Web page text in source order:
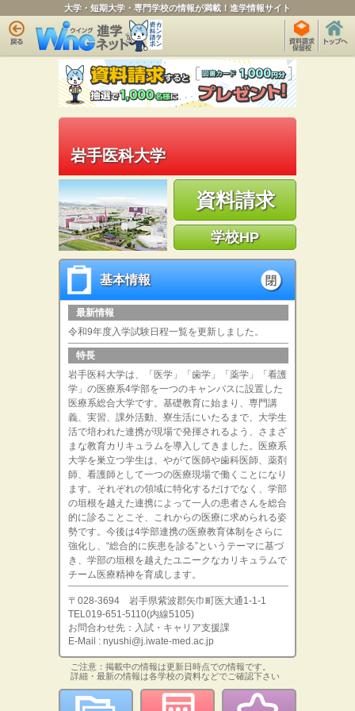
大学・短期大学・専門学校の情報が満載！進学情報サイト
岩手医科大学
資料請求
学校HP
基本情報
基本情報
最新情報
令和9年度入学試験日程一覧を更新しました。
特長
岩手医科大学は、「医学」「歯学」「薬学」「看護
学」の医療系4学部を一つのキャンパスに設置した
医療系総合大学です。基礎教育に始まり、専門講
義、実習、課外活動、寮生活にいたるまで、大学生
活で培われた連携が現場で発揮されるよう、さまざ
まな教育カリキュラムを導入してきました。医療系
大学を巣立つ学生は、やがて医師や歯科医師、薬剤
師、看護師として一つの医療現場で働くことになり
ます。それぞれの領域に特化するだけでなく、学部
の垣根を越えた連携によって一人の患者さんを総合
的に診ることこそ、これからの医療に求められる姿
勢です。今後は4学部連携の医療教育体制をさらに
強化し、“総合的に疾患を診る”というテーマに基づ
き、学部の垣根を越えたユニークなカリキュラムで
チーム医療精神を育成します。
〒028-3694 岩手県紫波郡矢巾町医大通1-1-1
TEL019-651-5110(内線5105)
お問合わせ先：入試・キャリア支援課
E-Mail : nyushi@j.iwate-med.ac.jp
ご注意：掲載中の情報は更新日時点での情報です。
詳細・最新の情報は各学校の資料などでご確認下さい